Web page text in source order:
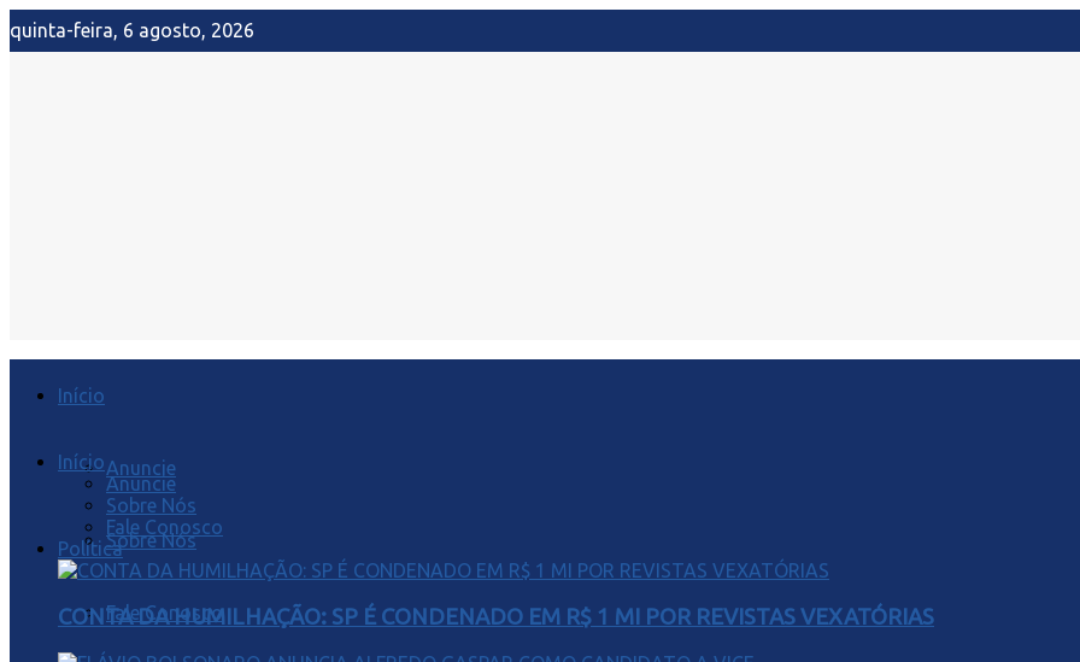
quinta-feira, 6 agosto, 2026
Início
Anuncie
Sobre Nós
Fale Conosco
Início
Anuncie
Sobre Nós
Fale Conosco
Política
CONTA DA HUMILHAÇÃO: SP É CONDENADO EM R$ 1 MI POR REVISTAS VEXATÓRIAS